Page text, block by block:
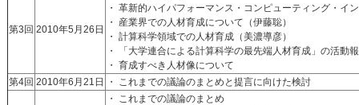
第3回 2010年5月26日
・ 革新的ハイパフォーマンス・コンピューティング・
・ 産業界での人材育成について（伊藤聡）
・ 計算科学領域での人材育成（美濃導彦）
・ 「大学連合による計算科学の最先端人材育成」の活動
・ 育成すべき人材像について
第4回 2010年6月21日 ・ これまでの議論のまとめと提言に向けた検討
・ これまでの議論のまとめ